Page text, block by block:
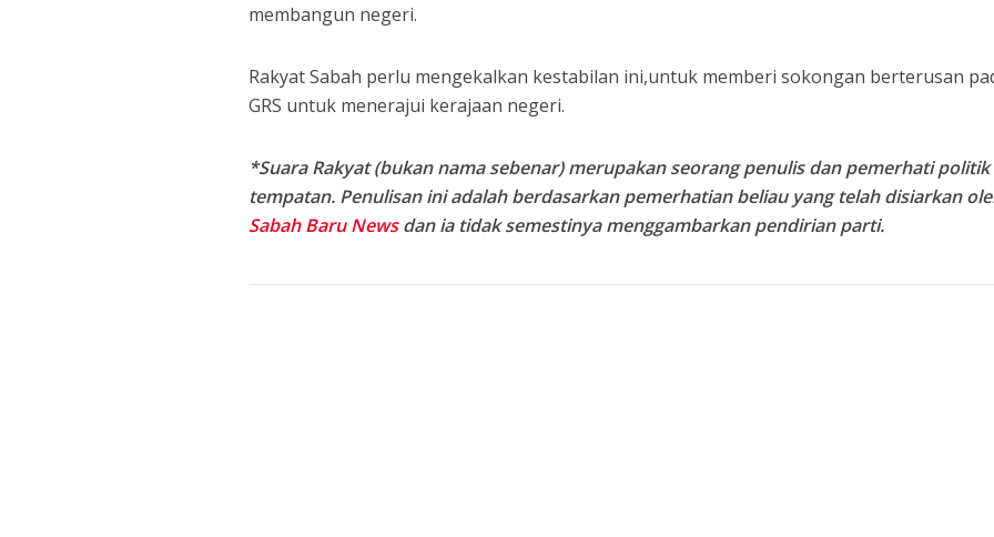
membangun negeri.
Rakyat Sabah perlu mengekalkan kestabilan ini,untuk memberi sokongan berterusan
GRS untuk menerajui kerajaan negeri.
*Suara Rakyat (bukan nama sebenar) merupakan seorang penulis dan pemerhati politik
tempatan. Penulisan ini adalah berdasarkan pemerhatian beliau yang telah disiarkan
Sabah Baru Newsdan ia tidak semestinya menggambarkan pendirian parti.